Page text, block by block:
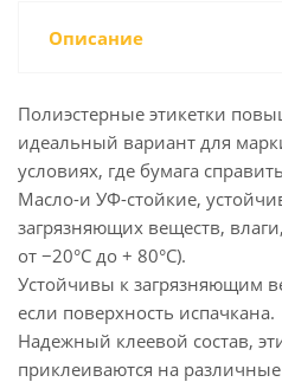
Описание
Полиэстерные этикетки
идеальный вариант для
условиях, где бумага
Масло-и УФ-стойкие,
загрязняющих веществ,
от −20°C до + 80°C).
Устойчивы к загрязняющим
если поверхность испачкана.
Надежный клеевой состав,
приклеиваются на